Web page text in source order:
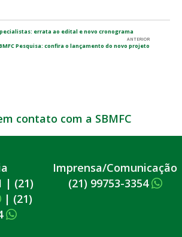
errata ao edital e novo cronograma
ANTERIOR
Pesquisa: confira o lançamento do novo projeto
contato com a SBMFC
| (21)
| (21)
Imprensa/Comunicação
(21) 99753-3354